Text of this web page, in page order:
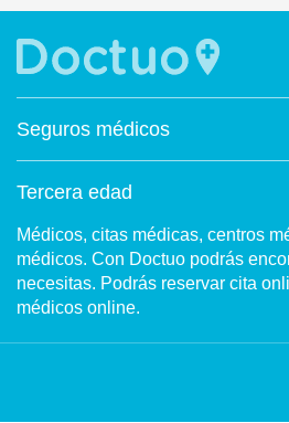
Seguros médicos
Tercera edad
Médicos, citas médicas, centros
médicos. Con Doctuo podrás
necesitas. Podrás reservar cita
médicos online.